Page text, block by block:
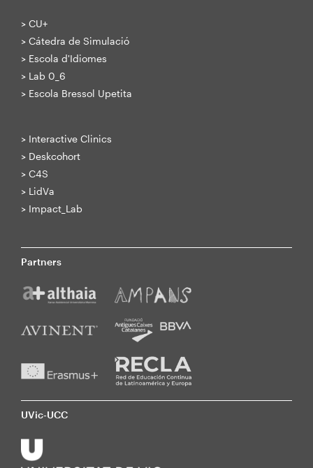
> CU+
> Cátedra de Simulació
> Escola d'Idiomes
> Lab 0_6
> Escola Bressol Upetita
> Interactive Clinics
> Deskcohort
> C4S
> LidVa
> Impact_Lab
Partners
UVic-UCC